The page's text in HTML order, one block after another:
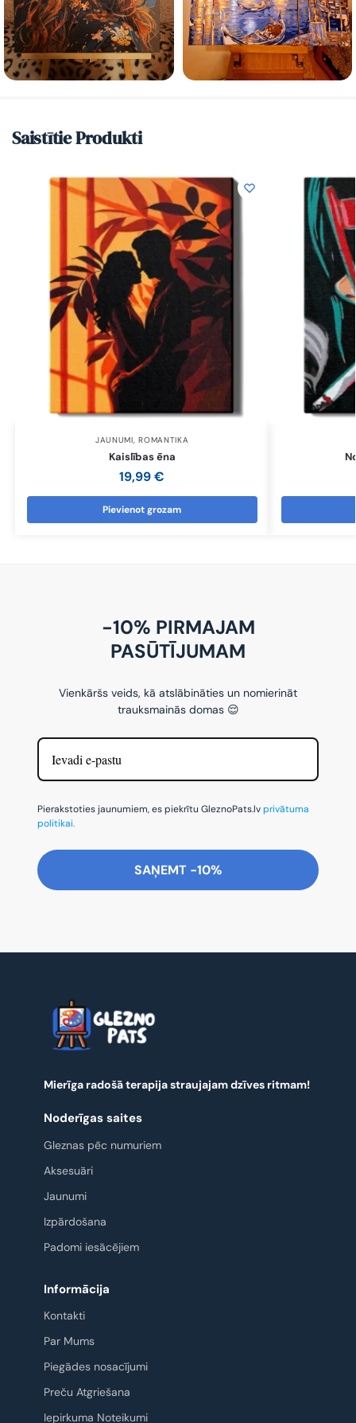
Saistītie Produkti
JAUNUMI,ROMANTIKA
Kaislības ēna
19,99€
Pievienot grozam
-10% PIRMAJAM
PASŪTĪJUMAM
Vienkāršs veids, kā atslābināties un nomierināt
trauksmainās domas 😌
Pierakstoties jaunumiem, es piekrītu GleznoPats.lvprivātuma
politikai.
SAŅEMT -10%
Mierīga radošā terapija straujajam dzīves ritmam!
Noderīgas saites
Gleznas pēc numuriem
Aksesuāri
Jaunumi
Izpārdošana
Padomi iesācējiem
Informācija
Kontakti
Par Mums
Piegādes nosacījumi
Preču Atgriešana
Iepirkuma Noteikumi